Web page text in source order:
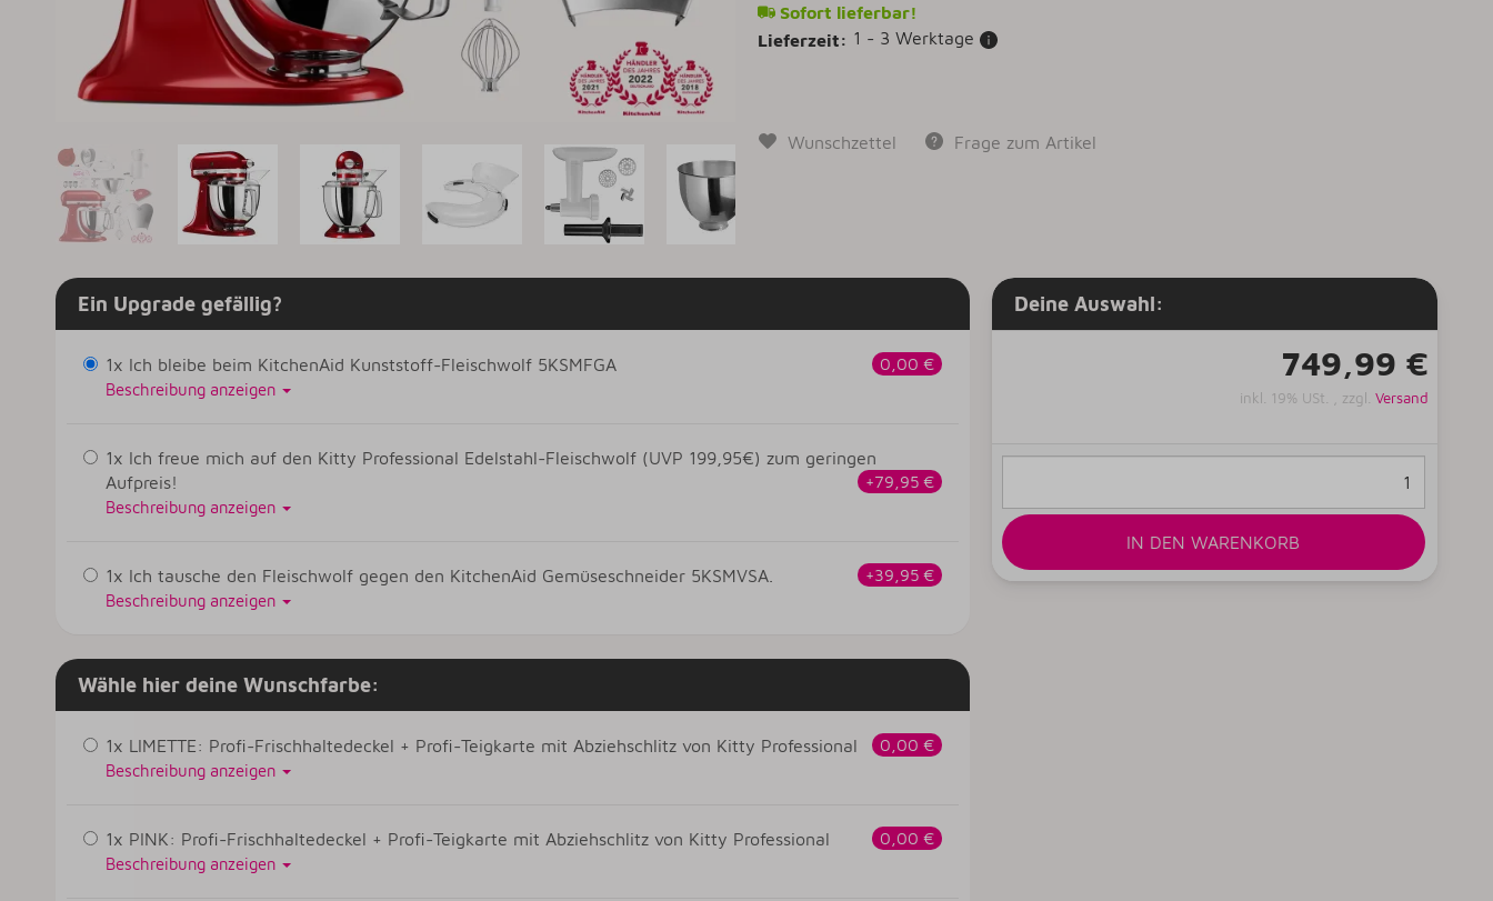
Sofort lieferbar!
Lieferzeit: 1 - 3 Werktage
Wunschzettel Frage zum Artikel
Ein Upgrade gefällig?
1x Ich bleibe beim KitchenAid Kunststoff-Fleischwolf 5KSMFGA
0,00 €
Beschreibung anzeigen
1x Ich freue mich auf den Kitty Professional Edelstahl-Fleischwolf (UVP 199,95€) zum geringen
Aufpreis!
+79,95 €
Beschreibung anzeigen
1x Ich tausche den Fleischwolf gegen den KitchenAid Gemüseschneider 5KSMVSA.
+39,95 €
Beschreibung anzeigen
Wähle hier deine Wunschfarbe:
1x LIMETTE: Profi-Frischhaltedeckel + Profi-Teigkarte mit Abziehschlitz von Kitty Professional
0,00 €
Beschreibung anzeigen
1x PINK: Profi-Frischhaltedeckel + Profi-Teigkarte mit Abziehschlitz von Kitty Professional
0,00 €
Beschreibung anzeigen
Deine Auswahl:
749,99 €
inkl. 19% USt. , zzgl. Versand
IN DEN WARENKORB